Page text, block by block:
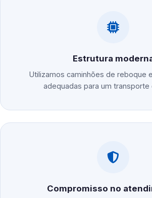
Estrutura
Utilizamos caminhões de reboque
adequadas para um transporte
Compromisso no